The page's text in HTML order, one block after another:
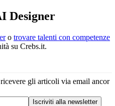
Designer
o trovare talenti con competenze
su Crebs.it.
gli articoli via email ancor